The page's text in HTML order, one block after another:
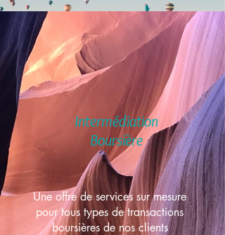
Une offre de services sur mesure
pour tous types de transactions
boursières de nos clients
Intermédiation
Boursière